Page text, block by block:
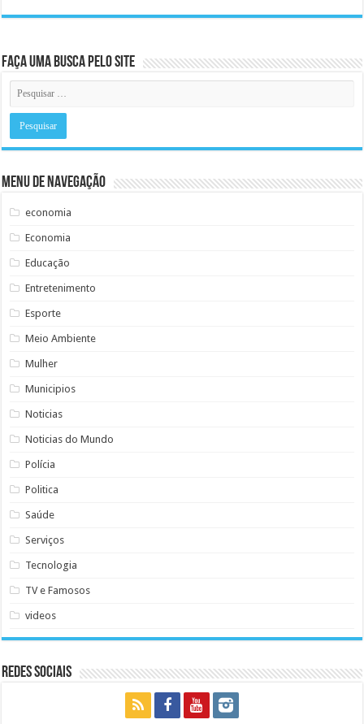
Faça uma busca pelo Site
Menu de Navegação
economia
Economia
Educação
Entretenimento
Esporte
Meio Ambiente
Mulher
Municipios
Noticias
Noticias do Mundo
Polícia
Politica
Saúde
Serviços
Tecnologia
TV e Famosos
videos
Redes Sociais